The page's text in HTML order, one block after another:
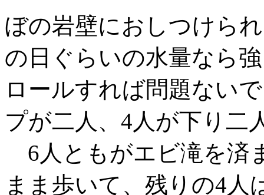
ぼの岩壁におしつけら
の日ぐらいの水量なら
ロールすれば問題ない
プが二人、4人が下り二
6人ともがエビ滝を済
まま歩いて、残りの4人